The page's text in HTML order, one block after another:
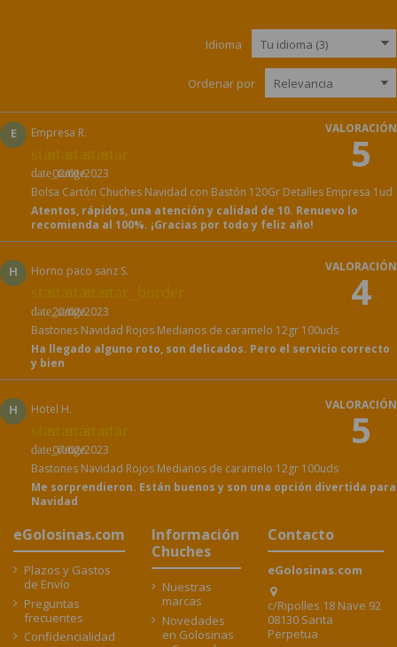
Idioma
Ordenar por
E Empresa R.
date_range
02/01/2023
Bolsa Cartón Chuches Navidad con Bastón 120Gr Detalles Empresa 1ud
Atentos, rápidos, una atención y calidad de 10. Renuevo lo
recomienda al 100%. ¡Gracias por todo y feliz año!
VALORACIÓN
5
H Horno paco sanz S.
date_range
22/02/2023
Bastones Navidad Rojos Medianos de caramelo 12gr 100uds
Ha llegado alguno roto, son delicados. Pero el servicio correcto
y bien
VALORACIÓN
4
H Hotel H.
date_range
07/02/2023
Bastones Navidad Rojos Medianos de caramelo 12gr 100uds
Me sorprendieron. Están buenos y son una opción divertida para
Navidad
VALORACIÓN
5
eGolosinas.com
Plazos y Gastos
de Envío
Preguntas
frecuentes
Confidencialidad
Información
Chuches
Nuestras
marcas
Novedades
en Golosinas
Contacto
eGolosinas.com
c/Ripolles 18 Nave 92
08130 Santa
Perpetua